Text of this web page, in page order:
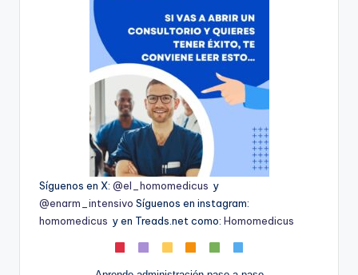
Síguenos en X: @el_homomedicus y
@enarm_intensivo Síguenos en instagram:
homomedicus y en Treads.net como: Homomedicus